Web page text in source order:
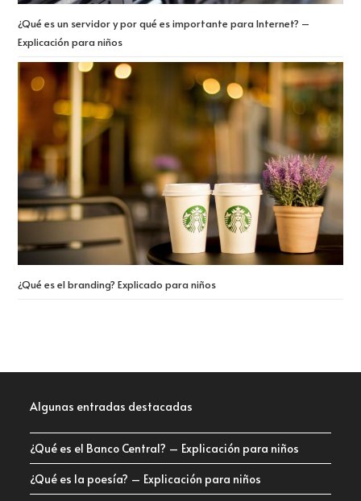
¿Qué es un servidor y por qué es importante para Internet? –
Explicación para niños
¿Qué es el branding? Explicado para niños
Algunas entradas destacadas
¿Qué es el Banco Central? – Explicación para niños
¿Qué es la poesía? – Explicación para niños